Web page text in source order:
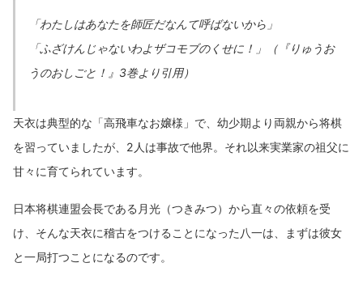
「わたしはあなたを師匠だなんて呼ばないから」
「ふざけんじゃないわよザコモブのくせに！」（『りゅうお
うのおしごと！』3巻より引用）
天衣は典型的な「高飛車なお嬢様」で、幼少期より両親から将棋
を習っていましたが、2人は事故で他界。それ以来実業家の祖父に
甘々に育てられています。
日本将棋連盟会長である月光（つきみつ）から直々の依頼を受
け、そんな天衣に稽古をつけることになった八一は、まずは彼女
と一局打つことになるのです。